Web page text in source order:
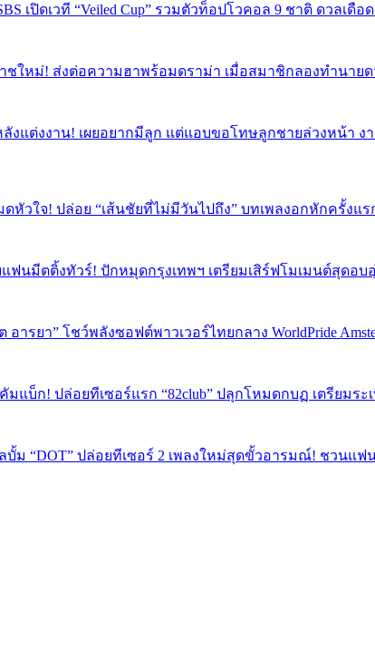
เปิดเวที “Veiled Cup” รวมตัวท็อปโวคอล 9 ชาติ ดวลเดื
ราชใหม่! ส่งต่อความฮาพร้อมดราม่า เมื่อสมาชิกลองทำนา
ลังแต่งงาน! เผยอยากมีลูก แต่แอบขอโทษลูกชายล่วงหน้า ง
ดหัวใจ! ปล่อย “เส้นชัยที่ไม่มีวันไปถึง” บทเพลงอกหักครั้งแ
ฟนมีตติ้งทัวร์! ปักหมุดกรุงเทพฯ เตรียมเสิร์ฟโมเมนต์สุดอบ
อารยา” โชว์พลังซอฟต์พาวเวอร์ไทยกลาง WorldPride
แบ็ก! ปล่อยทีเซอร์แรก “82club” ปลุกโหมดกบฏ เตรียมระ
บั้ม “DOT” ปล่อยทีเซอร์ 2 เพลงใหม่สุดขั้วอารมณ์! ชวนแ